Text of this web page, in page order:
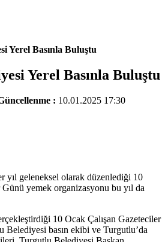
Yerel Basınla Buluştu
Yerel Basınla Buluştu
: 10.01.2025 17:30
yıl geleneksel olarak düzenlediği 10
yemek organizasyonu bu yıl da
10 Ocak Çalışan Gazeteciler
Belediyesi basın ekibi ve Turgutlu’da